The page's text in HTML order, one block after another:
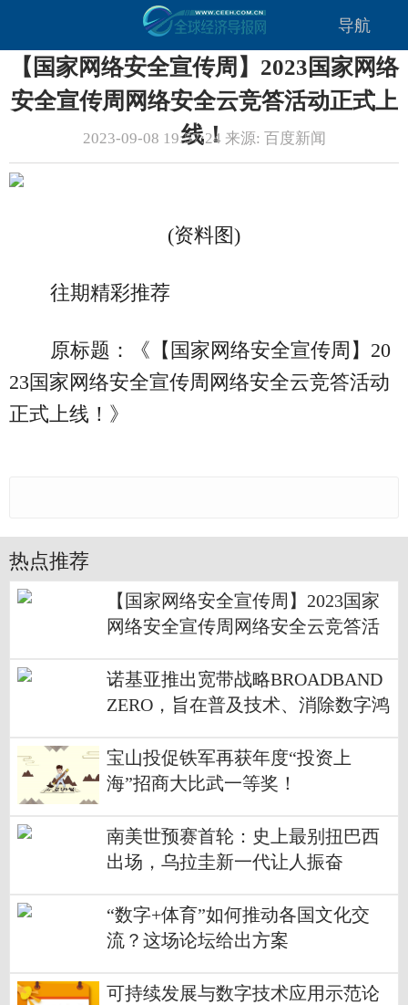
导航
【国家网络安全宣传周】2023国家网络
安全宣传周网络安全云竞答活动正式上
线！
2023-09-08 19:57:24 来源: 百度新闻
(资料图)
往期精彩推荐
原标题：《【国家网络安全宣传周】20
23国家网络安全宣传周网络安全云竞答活动
正式上线！》
热点推荐
【国家网络安全宣传周】2023国家
网络安全宣传周网络安全云竞答活
诺基亚推出宽带战略BROADBAND
ZERO，旨在普及技术、消除数字鸿
宝山投促铁军再获年度“投资上
海”招商大比武一等奖！
南美世预赛首轮：史上最别扭巴西
出场，乌拉圭新一代让人振奋
“数字+体育”如何推动各国文化交
流？这场论坛给出方案
可持续发展与数字技术应用示范论